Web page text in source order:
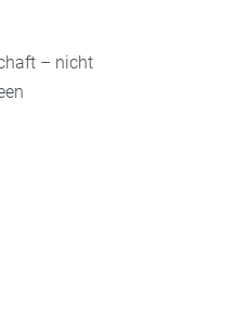
– nicht